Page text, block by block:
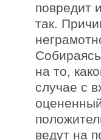
повредит
так.
на то,
случае с
ведут на